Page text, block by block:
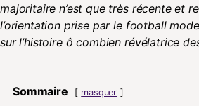
majoritaire n’est que très récente et
l’orientation prise par le football
sur l’histoire ô combien révélatrice
Sommaire masquer